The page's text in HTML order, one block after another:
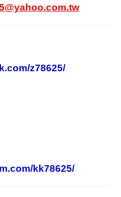
z78625/
kk78625/